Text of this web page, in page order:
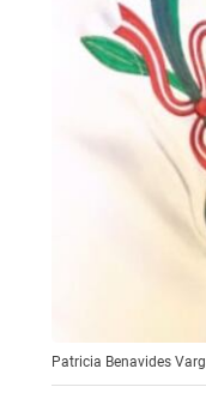
Patricia Benavides